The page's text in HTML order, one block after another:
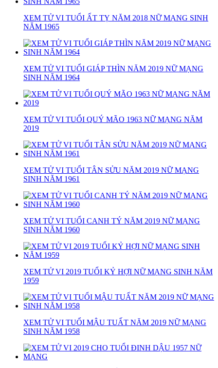
XEM TỬ VI TUỔI ẤT TỴ NĂM 2018 NỮ MẠNG SINH
NĂM 1965
XEM TỬ VI TUỔI GIÁP THÌN NĂM 2019 NỮ MẠNG
SINH NĂM 1964
XEM TỬ VI TUỔI QUÝ MÃO 1963 NỮ MẠNG NĂM
2019
XEM TỬ VI TUỔI TÂN SỬU NĂM 2019 NỮ MẠNG
SINH NĂM 1961
XEM TỬ VI TUỔI CANH TÝ NĂM 2019 NỮ MẠNG
SINH NĂM 1960
XEM TỬ VI 2019 TUỔI KỶ HỢI NỮ MẠNG SINH NĂM
1959
XEM TỬ VI TUỔI MẬU TUẤT NĂM 2019 NỮ MẠNG
SINH NĂM 1958